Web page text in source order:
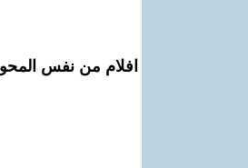
افلام من نفس